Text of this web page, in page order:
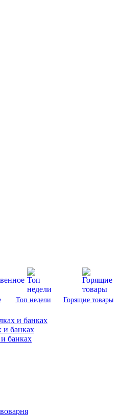
Топ недели Горящие товары